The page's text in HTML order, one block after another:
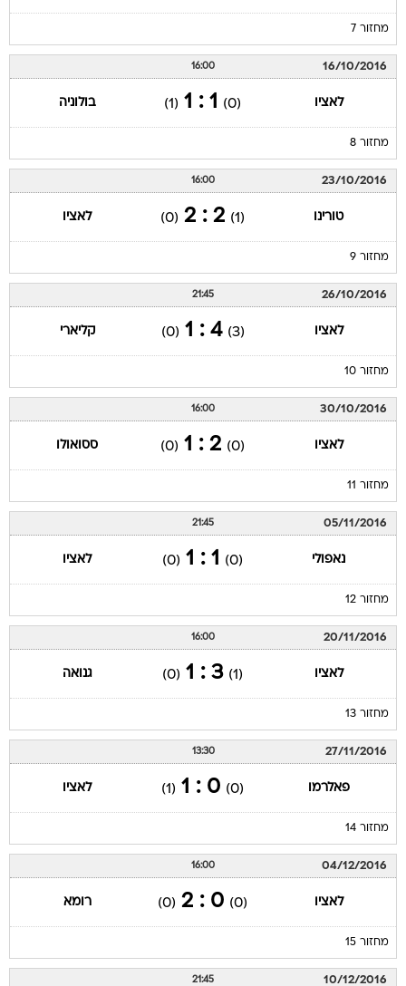
מחזור 7
16/10/2016
16:00
לאציו (0)
1 : 1
(1) בולוניה
מחזור 8
23/10/2016
16:00
טורינו (1)
2 : 2
(0) לאציו
מחזור 9
26/10/2016
21:45
לאציו (3)
4 : 1
(0) קליארי
מחזור 10
30/10/2016
16:00
לאציו (0)
2 : 1
(0) ססואולו
מחזור 11
05/11/2016
21:45
נאפולי (0)
1 : 1
(0) לאציו
מחזור 12
20/11/2016
16:00
לאציו (1)
3 : 1
(0) גנואה
מחזור 13
27/11/2016
13:30
פאלרמו (0)
0 : 1
(1) לאציו
מחזור 14
04/12/2016
16:00
לאציו (0)
0 : 2
(0) רומא
מחזור 15
10/12/2016
21:45